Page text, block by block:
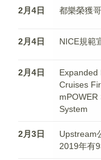
2月4日 都樂榮獲
2月4日 NICE規範
2月4日
Expanded
Cruises
System
2月3日
Upstream
2019年有